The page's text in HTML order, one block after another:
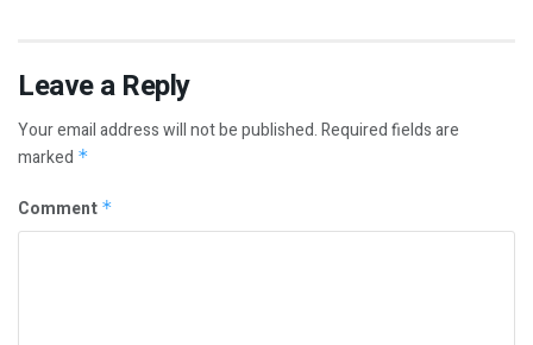
Leave a Reply
Your email address will not be published.Required fields are
marked *
Comment *